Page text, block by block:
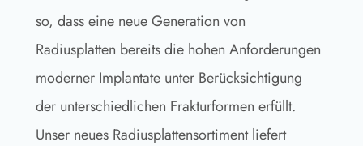
so, dass eine neue Generation von
Radiusplatten bereits die hohen Anforderungen
moderner Implantate unter Berücksichtigung
der unterschiedlichen Frakturformen erfüllt.
Unser neues Radiusplattensortiment liefert